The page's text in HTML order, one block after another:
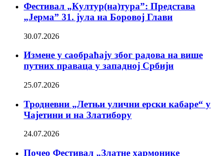
Фестивал „Култур(на)тура”: Представа
„Јерма” 31. јула на Боровој Глави
30.07.2026
Измене у саобраћају због радова на више
путних праваца у западној Србији
25.07.2026
Тродневни „Летњи улични ерски кабаре“ у
Чајетини и на Златибору
24.07.2026
Почео Фестивал „Златне хармонике